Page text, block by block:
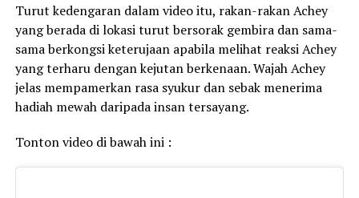
Turut kedengaran dalam video itu, rakan-rakan Achey
yang berada di lokasi turut bersorak gembira dan sama-
sama berkongsi keterujaan apabila melihat reaksi Achey
yang terharu dengan kejutan berkenaan. Wajah Achey
jelas mempamerkan rasa syukur dan sebak menerima
hadiah mewah daripada insan tersayang.
Tonton video di bawah ini :